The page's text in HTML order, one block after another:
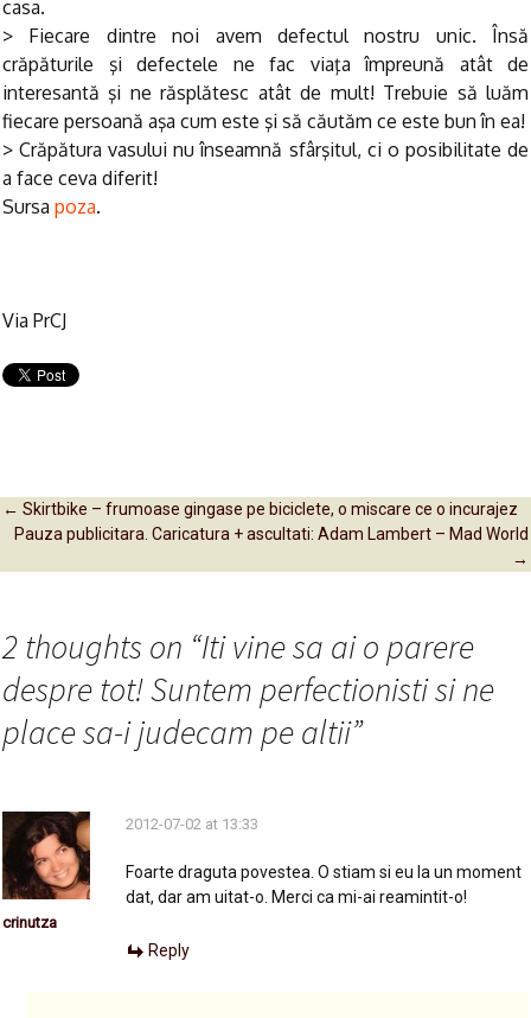
casa.
> Fiecare dintre noi avem defectul nostru unic. Însă
crăpăturile şi defectele ne fac viaţa împreună atât de
interesantă şi ne răsplătesc atât de mult! Trebuie să luăm
fiecare persoană aşa cum este şi să căutăm ce este bun în ea!
> Crăpătura vasului nu înseamnă sfârşitul, ci o posibilitate de
a face ceva diferit!
Sursa poza.
Via PrCJ
Post navigation
← Skirtbike – frumoase gingase pe biciclete, o miscare ce o incurajez
Pauza publicitara. Caricatura + ascultati: Adam Lambert – Mad World
→
2 thoughts on “Iti vine sa ai o parere
despre tot! Suntem perfectionisti si ne
place sa-i judecam pe altii”
crinutza
2012-07-02 at 13:33
Foarte draguta povestea. O stiam si eu la un moment
dat, dar am uitat-o. Merci ca mi-ai reamintit-o!
Reply